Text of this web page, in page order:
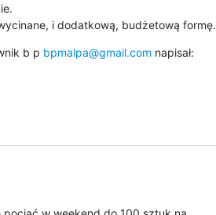
i dodatkową, budżetową formę.
b p bpmalpa@gmail.com napisał: